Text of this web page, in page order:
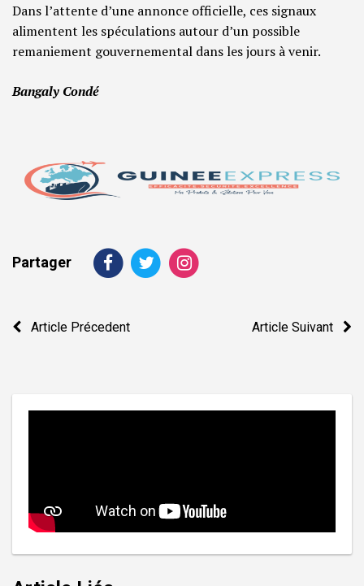
Dans l’attente d’une annonce officielle, ces signaux
alimentent les spéculations autour d’un possible
remaniement gouvernemental dans les jours à venir.
Bangaly Condé
Partager
Navigation
Article Précedent Article Suivant